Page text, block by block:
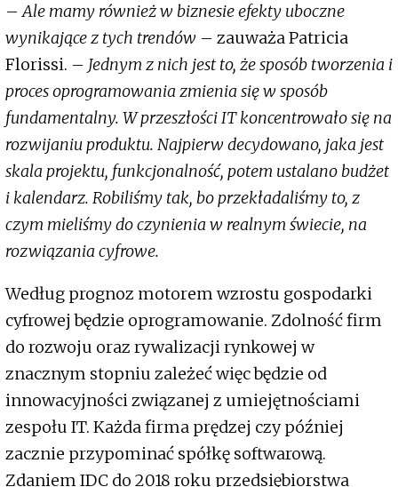
–Ale mamy również w biznesie efekty uboczne
wynikające z tych trendów – zauważa Patricia
Florissi. – Jednym z nich jest to, że sposób tworzenia i
proces oprogramowania zmienia się w sposób
fundamentalny. W przeszłości IT koncentrowało się na
rozwijaniu produktu. Najpierw decydowano, jaka jest
skala projektu, funkcjonalność, potem ustalano budżet
i kalendarz. Robiliśmy tak, bo przekładaliśmy to, z
czym mieliśmy do czynienia w realnym świecie, na
rozwiązania cyfrowe.
Według prognoz motorem wzrostu gospodarki
cyfrowej będzie oprogramowanie. Zdolność firm
do rozwoju oraz rywalizacji rynkowej w
znacznym stopniu zależeć więc będzie od
innowacyjności związanej z umiejętnościami
zespołu IT. Każda firma prędzej czy później
zacznie przypominać spółkę softwarową.
Zdaniem IDC do 2018 roku przedsiębiorstwa